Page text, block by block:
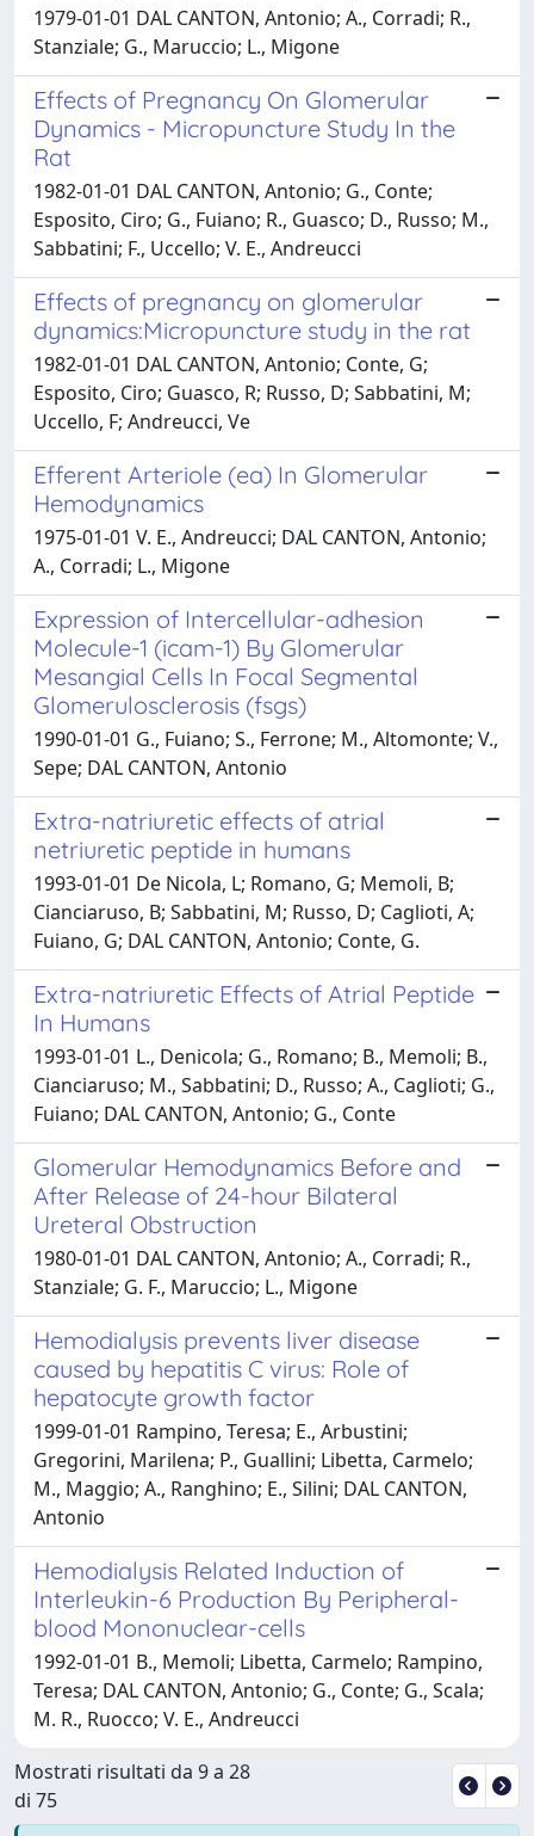
1979-01-01 DAL CANTON, Antonio; A., Corradi; R.,
Stanziale; G., Maruccio; L., Migone
Effects of Pregnancy On Glomerular
Dynamics - Micropuncture Study In the
Rat
1982-01-01 DAL CANTON, Antonio; G., Conte;
Esposito, Ciro; G., Fuiano; R., Guasco; D., Russo; M.,
Sabbatini; F., Uccello; V. E., Andreucci
Effects of pregnancy on glomerular
dynamics:Micropuncture study in the rat
1982-01-01 DAL CANTON, Antonio; Conte, G;
Esposito, Ciro; Guasco, R; Russo, D; Sabbatini, M;
Uccello, F; Andreucci, Ve
Efferent Arteriole (ea) In Glomerular
Hemodynamics
1975-01-01 V. E., Andreucci; DAL CANTON, Antonio;
A., Corradi; L., Migone
Expression of Intercellular-adhesion
Molecule-1 (icam-1) By Glomerular
Mesangial Cells In Focal Segmental
Glomerulosclerosis (fsgs)
1990-01-01 G., Fuiano; S., Ferrone; M., Altomonte; V.,
Sepe; DAL CANTON, Antonio
Extra-natriuretic effects of atrial
netriuretic peptide in humans
1993-01-01 De Nicola, L; Romano, G; Memoli, B;
Cianciaruso, B; Sabbatini, M; Russo, D; Caglioti, A;
Fuiano, G; DAL CANTON, Antonio; Conte, G.
Extra-natriuretic Effects of Atrial Peptide
In Humans
1993-01-01 L., Denicola; G., Romano; B., Memoli; B.,
Cianciaruso; M., Sabbatini; D., Russo; A., Caglioti; G.,
Fuiano; DAL CANTON, Antonio; G., Conte
Glomerular Hemodynamics Before and
After Release of 24-hour Bilateral
Ureteral Obstruction
1980-01-01 DAL CANTON, Antonio; A., Corradi; R.,
Stanziale; G. F., Maruccio; L., Migone
Hemodialysis prevents liver disease
caused by hepatitis C virus: Role of
hepatocyte growth factor
1999-01-01 Rampino, Teresa; E., Arbustini;
Gregorini, Marilena; P., Guallini; Libetta, Carmelo;
M., Maggio; A., Ranghino; E., Silini; DAL CANTON,
Antonio
Hemodialysis Related Induction of
Interleukin-6 Production By Peripheral-
blood Mononuclear-cells
1992-01-01 B., Memoli; Libetta, Carmelo; Rampino,
Teresa; DAL CANTON, Antonio; G., Conte; G., Scala;
M. R., Ruocco; V. E., Andreucci
Mostrati risultati da 9 a 28
di 75